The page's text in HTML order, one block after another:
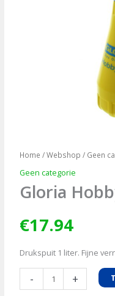
Home /Webshop / Geen
Geen categorie
Gloria
€17.94
Drukspuit 1 liter. Fijne
-
Hobby
+